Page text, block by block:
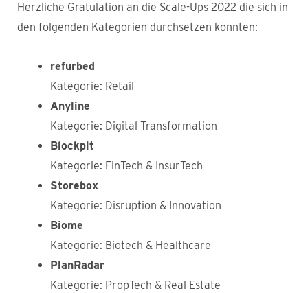
Herzliche Gratulation an die Scale-Ups 2022 die sich in
den folgenden Kategorien durchsetzen konnten:
refurbed
Kategorie: Retail
Anyline
Kategorie: Digital Transformation
Blockpit
Kategorie: FinTech & InsurTech
Storebox
Kategorie: Disruption & Innovation
Biome
Kategorie: Biotech & Healthcare
PlanRadar
Kategorie: PropTech & Real Estate